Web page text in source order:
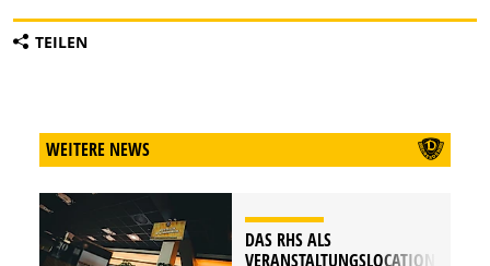
TEILEN
WEITERE NEWS
DAS RHS ALS
VERANSTALTUNGSLOCATION